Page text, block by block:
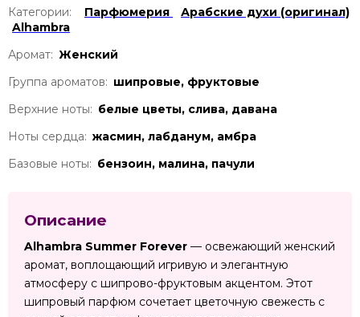
Категории:
Парфюмерия
Арабские духи (оригинал)
Alhambra
Аромат: Женский
Группа ароматов: шипровые, фруктовые
Верхние ноты: белые цветы, слива, давана
Ноты сердца: жасмин, лабданум, амбра
Базовые ноты: бензоин, малина, пачули
Описание
Alhambra Summer Forever — освежающий женский
аромат, воплощающий игривую и элегантную
атмосферу с шипрово-фруктовым акцентом. Этот
шипровый парфюм сочетает цветочную свежесть с